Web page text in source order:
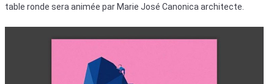
table ronde sera animée par Marie José Canonica architecte.